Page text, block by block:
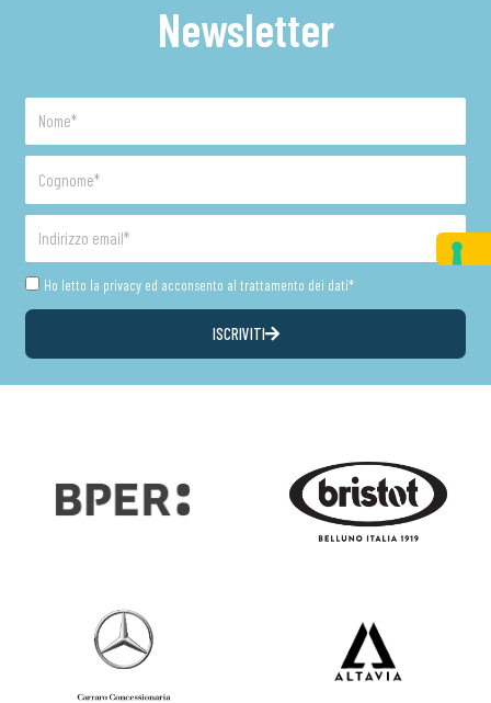
Newsletter
email
PrivacyHo letto la privacy ed acconsento al trattamento dei dati*
ISCRIVITI